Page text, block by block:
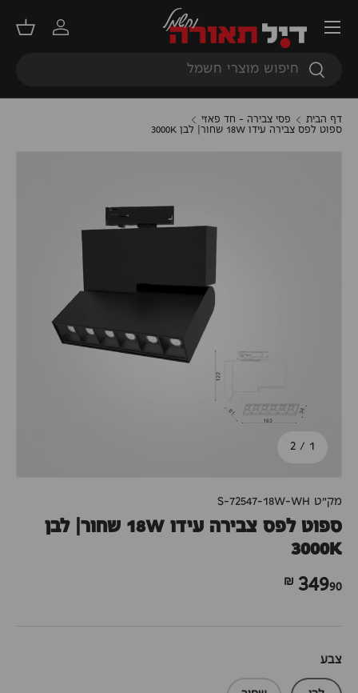
דילוג
חיפוש
חיפוש
התחברות
סל
תפריט
דף הבית
פסי צבירה - חד פאזי
ספוט לפס צבירה עידו 18W שחור| לבן 3000K
1
/ מתוך
2
מק"ט S-72547-18W-WH
ספוט לפס צבירה עידו 18W שחור| לבן
3000K
34990 ₪
צבע